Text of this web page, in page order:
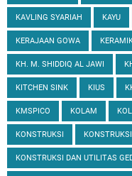
KAVLING SYARIAH KAYU
KERAJAAN GOWA
KH. M. SHIDDIQ AL JAWI
KITCHEN SINK KIUS
KMSPICO KOLAM
KONSTRUKSI
KONSTRUKSI DAN UTILITAS